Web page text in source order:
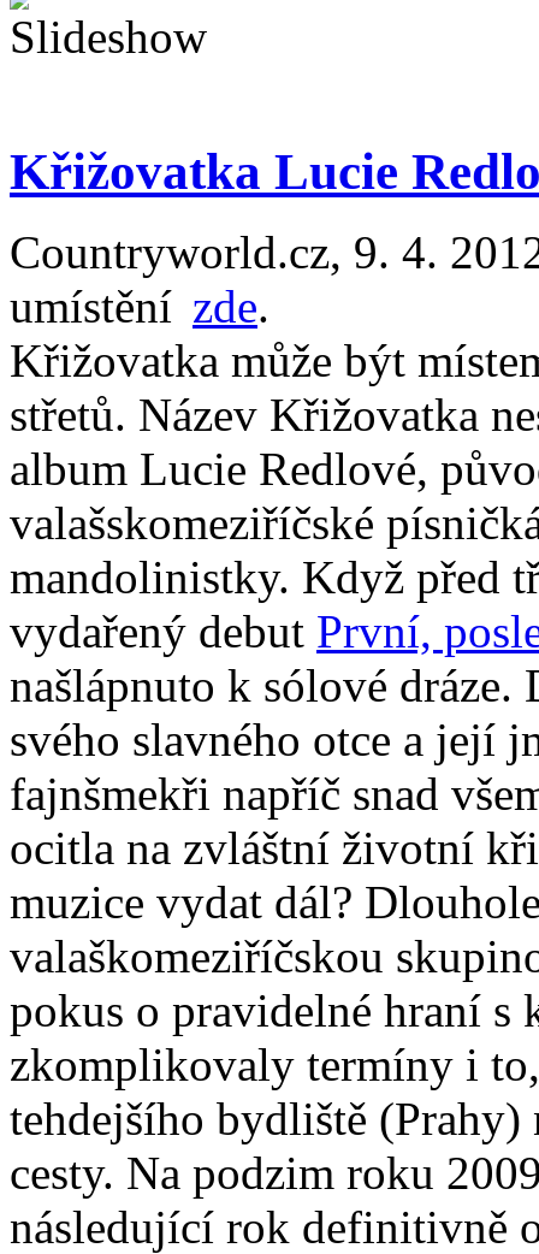
Křižovatka Lucie
Countryworld.cz, 9. 4.
umístění zde.
Křižovatka může být
střetů. Název Křižovatka
album Lucie Redlové,
valašskomeziříčské
mandolinistky. Když před
vydařený debut První,
našlápnuto k sólové
svého slavného otce a její
fajnšmekři napříč snad
ocitla na zvláštní životní
muzice vydat dál?
valaškomeziříčskou
pokus o pravidelné hraní s
zkomplikovaly termíny i
tehdejšího bydliště
cesty. Na podzim roku
následující rok definitivně